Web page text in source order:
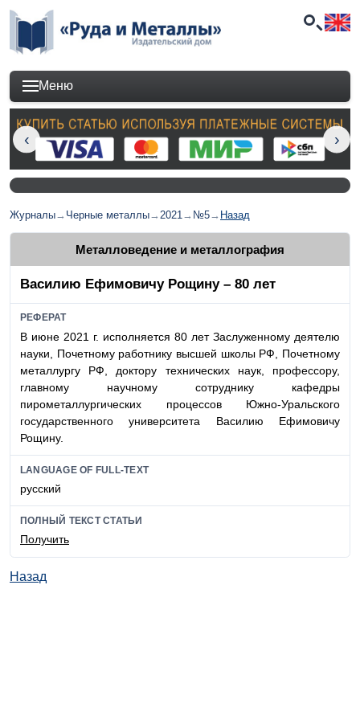
Меню
Журналы→ Черные металлы→2021→ №5→ Назад
Металловедение и металлография
Василию Ефимовичу Рощину – 80 лет
РЕФЕРАТ
В июне 2021 г. исполняется 80 лет Заслуженному деятелю
науки, Почетному работнику высшей школы РФ, Почетному
металлургу РФ, доктору технических наук, профессору,
главному научному сотруднику кафедры
пирометаллургических процессов Южно-Уральского
государственного университета Василию Ефимовичу
Рощину.
LANGUAGE OF FULL-TEXT
русский
ПОЛНЫЙ ТЕКСТ СТАТЬИ
Получить
Назад